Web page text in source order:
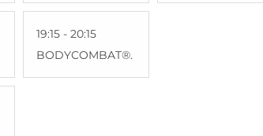
19:15 - 20:15
BODYCOMBAT®.